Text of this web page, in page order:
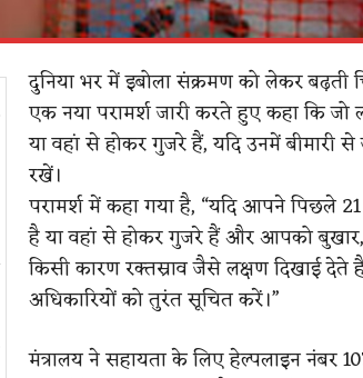
दुनिया भर में इबोला संक्रमण को लेकर
एक नया परामर्श जारी करते हुए कहा कि जो
या वहां से होकर गुजरे हैं, यदि उनमें
रखें।
परामर्श में कहा गया है, “यदि आपने पिछले 21
है या वहां से होकर गुजरे हैं और आपको बुखार,
किसी कारण रक्तस्राव जैसे लक्षण दिखाई
अधिकारियों को तुरंत सूचित करें।”
मंत्रालय ने सहायता के लिए हेल्पलाइन नंबर